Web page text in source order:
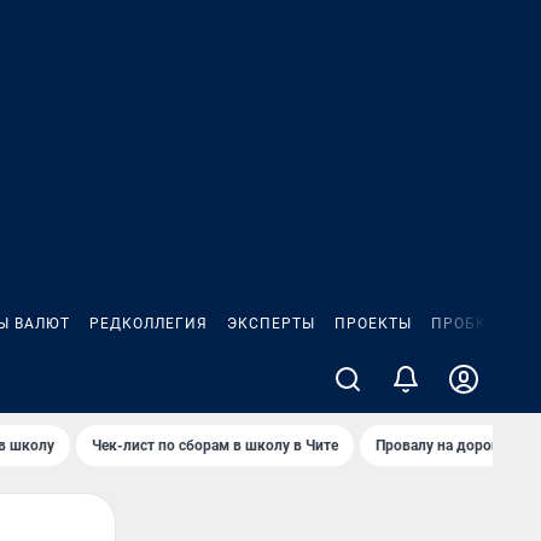
ВАЛЮТ РЕДКОЛЛЕГИЯ ЭКСПЕРТЫ ПРОЕКТЫ ПРОБКИ
школу Чек-лист по сборам в школу в Чите Провалу на дороге